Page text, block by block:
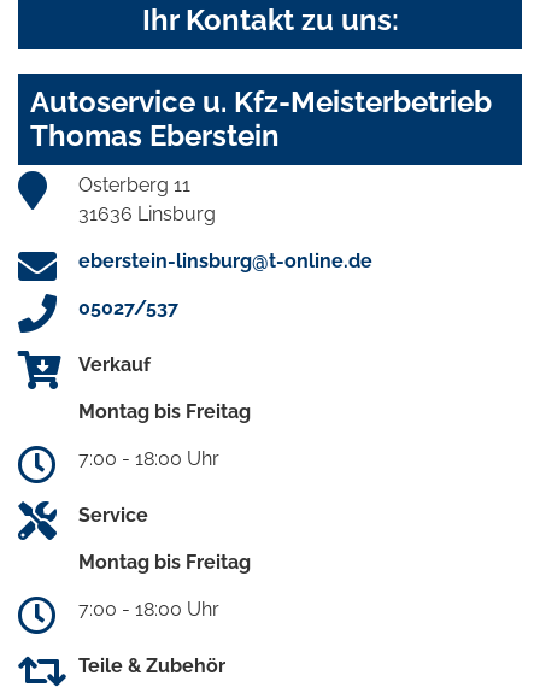
Ihr Kontakt zu uns:
Autoservice u. Kfz-Meisterbetrieb
Thomas Eberstein
Osterberg 11
31636 Linsburg
eberstein-linsburg@t-online.de
05027/537
Verkauf
Montag bis Freitag
7:00 - 18:00 Uhr
Service
Montag bis Freitag
7:00 - 18:00 Uhr
Teile & Zubehör